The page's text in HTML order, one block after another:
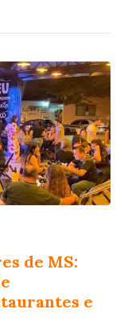
de MS:
e